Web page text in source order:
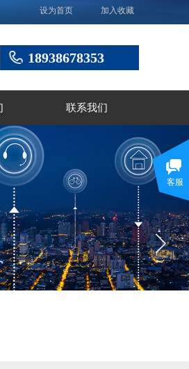
设为首页 加入收藏
18938678353
联系我们
客服